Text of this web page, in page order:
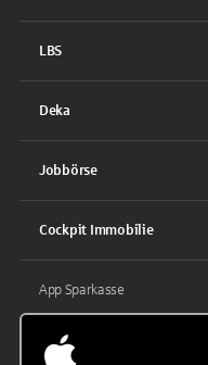
LBS
Deka
Jobbörse
Cockpit Immobilie
App Sparkasse